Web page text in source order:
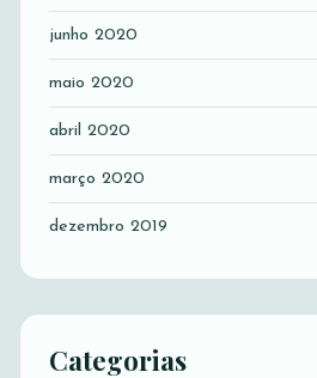
junho 2020
maio 2020
abril 2020
março 2020
dezembro 2019
Categorias